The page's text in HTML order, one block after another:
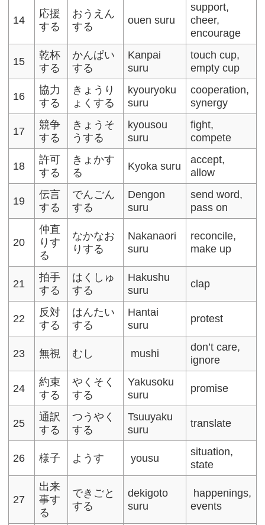
14
応援
する
おうえん
する
ouen suru
support,
cheer,
encourage
15
乾杯
する
かんぱい
する
Kanpai
suru
touch cup,
empty cup
16
協力
する
きょうり
ょくする
kyouryoku
suru
cooperation,
synergy
17
競争
する
きょうそ
うする
kyousou
suru
fight,
compete
18
許可
する
きょかす
る
Kyoka suru
accept,
allow
19
伝言
する
でんごん
する
Dengon
suru
send word,
pass on
20
仲直
りす
る
なかなお
りする
Nakanaori
suru
reconcile,
make up
21
拍手
する
はくしゅ
する
Hakushu
suru
clap
22
反対
する
はんたい
する
Hantai
suru
protest
23 無視 むし mushi
don’t care,
ignore
24
約束
する
やくそく
する
Yakusoku
suru
promise
25
通訳
する
つうやく
する
Tsuuyaku
suru
translate
26 様子 ようす yousu
situation,
state
27
出来
事す
る
できごと
する
dekigoto
suru
happenings,
events